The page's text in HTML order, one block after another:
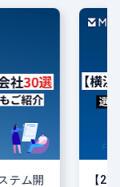
テム開
【